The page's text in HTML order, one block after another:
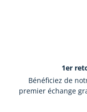
1er
Bénéficiez de
premier échange